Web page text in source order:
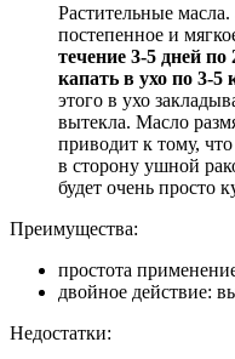
Растительные
постепенное и
течение 3-5 дней
капать в ухо по 3-5
этого в ухо
вытекла. Масло
приводит к тому,
в сторону ушной
будет очень просто
Преимущества:
простота
двойное действие:
Недостатки: